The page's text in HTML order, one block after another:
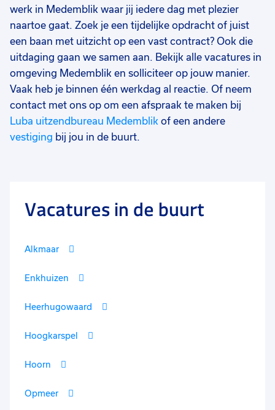
werk in Medemblik waar jij iedere dag met plezier
naartoe gaat. Zoek je een tijdelijke opdracht of juist
een baan met uitzicht op een vast contract? Ook die
uitdaging gaan we samen aan. Bekijk alle vacatures in
omgeving Medemblik en solliciteer op jouw manier.
Vaak heb je binnen één werkdag al reactie. Of neem
contact met ons op om een afspraak te maken bij
Luba uitzendbureau Medemblik of een andere
vestiging bij jou in de buurt.
Vacatures in de buurt
Alkmaar
Enkhuizen
Heerhugowaard
Hoogkarspel
Hoorn
Opmeer